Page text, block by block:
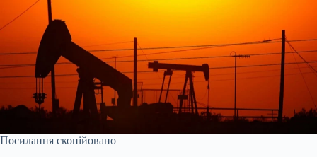
Посилання скопійовано